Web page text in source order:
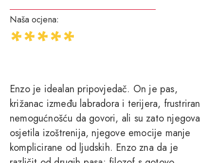
Naša ocjena:
Enzo je idealan pripovjedač. On je pas,
križanac između labradora i terijera, frustriran
nemogućnošću da govori, ali su zato njegova
osjetila izoštrenija, njegove emocije manje
komplicirane od ljudskih. Enzo zna da je